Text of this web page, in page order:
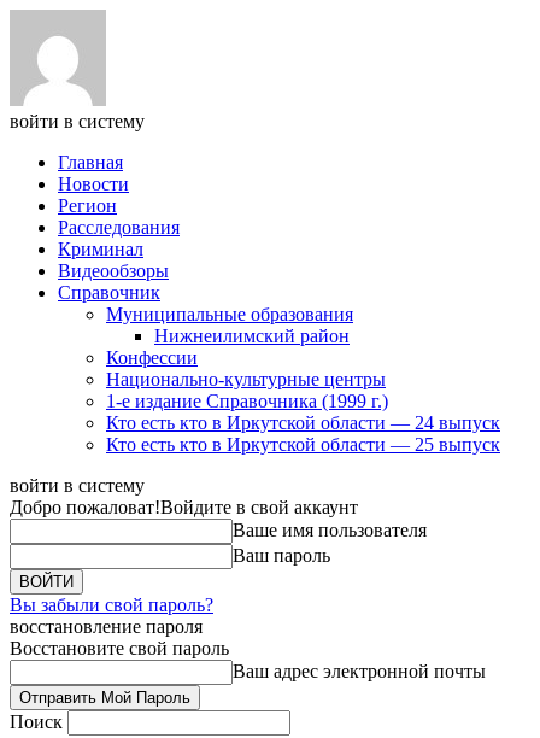
войти в систему
Главная
Новости
Регион
Расследования
Криминал
Видеообзоры
Справочник
Муниципальные образования
Нижнеилимский район
Конфессии
Национально-культурные центры
1-е издание Справочника (1999 г.)
Кто есть кто в Иркутской области — 24 выпуск
Кто есть кто в Иркутской области — 25 выпуск
войти в систему
Добро пожаловат!Войдите в свой аккаунт
Ваше имя пользователя
Ваш пароль
Вы забыли свой пароль?
восстановление пароля
Восстановите свой пароль
Ваш адрес электронной почты
Поиск